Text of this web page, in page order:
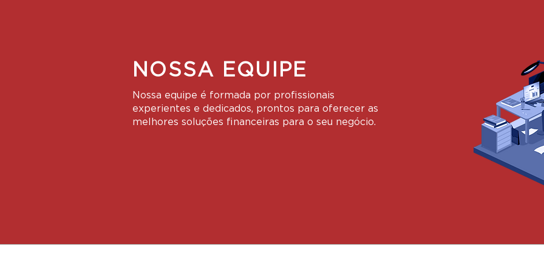
NOSSA EQUIPE
Nossa equipe é formada por profissionais
experientes e dedicados, prontos para oferecer as
melhores soluções financeiras para o seu negócio.